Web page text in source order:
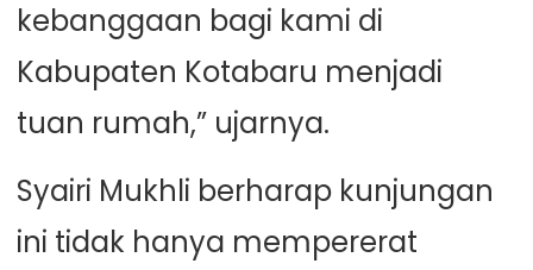
kebanggaan bagi kami di
Kabupaten Kotabaru menjadi
tuan rumah,” ujarnya.
Syairi Mukhli berharap kunjungan
ini tidak hanya mempererat